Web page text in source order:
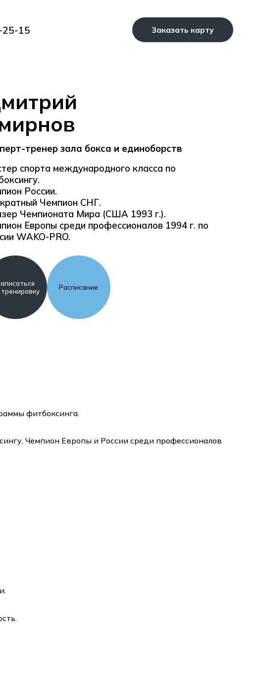
25-15 Заказать карту
тренер зала бокса и единоборств
спорта международного класса по
России.
Чемпион СНГ.
Чемпионата Мира (США 1993 г.).
Европы среди профессионалов 1994 г. по
WAKO-PRO.
Расписание
фитбоксинга.
Чемпион Европы и России среди профессионалов